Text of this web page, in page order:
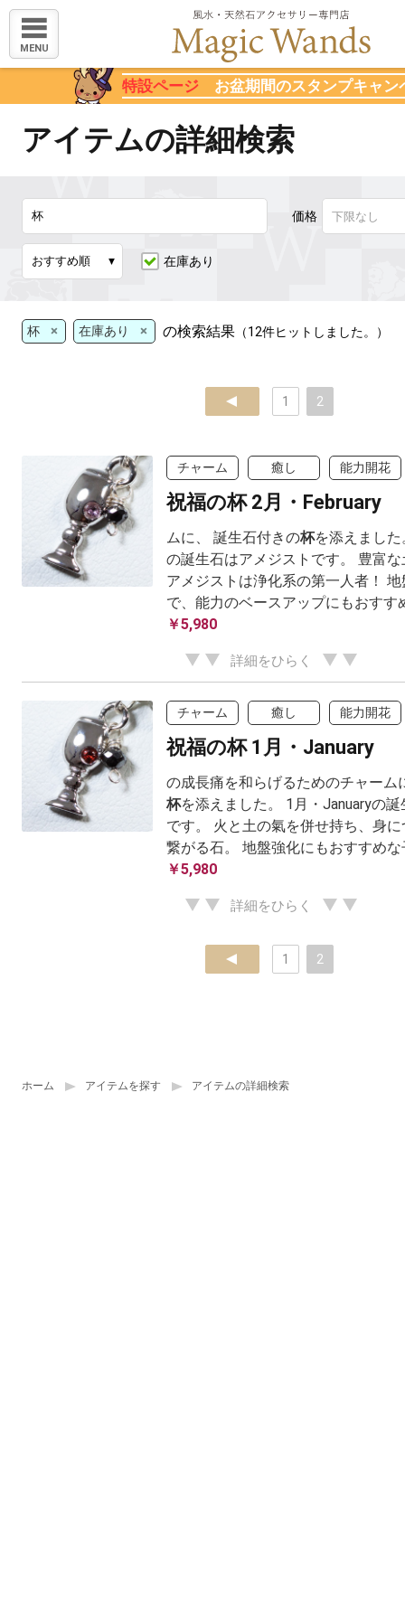
MENU
特設ページ お盆期間のスタンプキャン
ホーム アイテムを探す アイテムの詳細検索
アイテムの詳細検索
価格
在庫あり
杯 × 在庫あり × の検索結果 （12件ヒットしました。）
prev 1 2
チャーム 癒し 能力開花
祝福の杯 2月・February
ムに、 誕生石付きの杯を添えました
の誕生石はアメジストです。 豊富
アメジストは浄化系の第一人者！
で、能力のベースアップにもおすす
￥5,980
詳細をひらく
チャーム 癒し 能力開花
祝福の杯 1月・January
の成長痛を和らげるためのチャーム
杯を添えました。 1月・Januaryの
です。 火と土の氣を併せ持ち、身
繋がる石。 地盤強化にもおすすめ
￥5,980
詳細をひらく
prev 1 2